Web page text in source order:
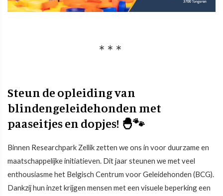
Steun de opleiding van
blindengeleidehonden met
paaseitjes en dopjes! 🐣🐾
Binnen Researchpark Zellik zetten we ons in voor duurzame en
maatschappelijke initiatieven. Dit jaar steunen we met veel
enthousiasme het Belgisch Centrum voor Geleidehonden (BCG).
Dankzij hun inzet krijgen mensen met een visuele beperking een